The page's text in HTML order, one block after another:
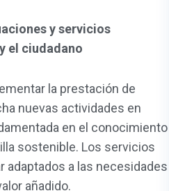
y servicios
el ciudadano
la prestación de
nuevas actividades en
en el conocimiento
sostenible. Los servicios
adaptados a las necesidades
añadido.